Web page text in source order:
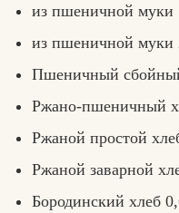
из пшеничной муки
из пшеничной муки
Пшеничный
Ржано-пшеничный
Ржаной простой
Ржаной заварной
Бородинский хлеб